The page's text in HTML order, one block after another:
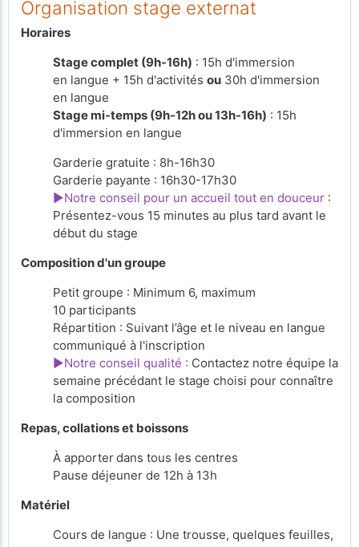
Organisation stage externat
Horaires
Stage complet (9h-16h) : 15h d'immersion
en langue + 15h d'activités ou 30h d'immersion
en langue
Stage mi-temps (9h-12h ou 13h-16h) : 15h
d'immersion en langue
Garderie gratuite : 8h-16h30
Garderie payante : 16h30-17h30
►Notre conseil pour un accueil tout en douceur :
Présentez-vous 15 minutes au plus tard avant le
début du stage
Composition d'un groupe
Petit groupe : Minimum 6, maximum
10 participants
Répartition : Suivant l’âge et le niveau en langue
communiqué à l'inscription
►Notre conseil qualité : Contactez notre équipe la
semaine précédant le stage choisi pour connaître
la composition
Repas, collations et boissons
À apporterdans tous les centres
Pause déjeuner de 12h à 13h
Matériel
Cours de langue : Une trousse, quelques feuilles,